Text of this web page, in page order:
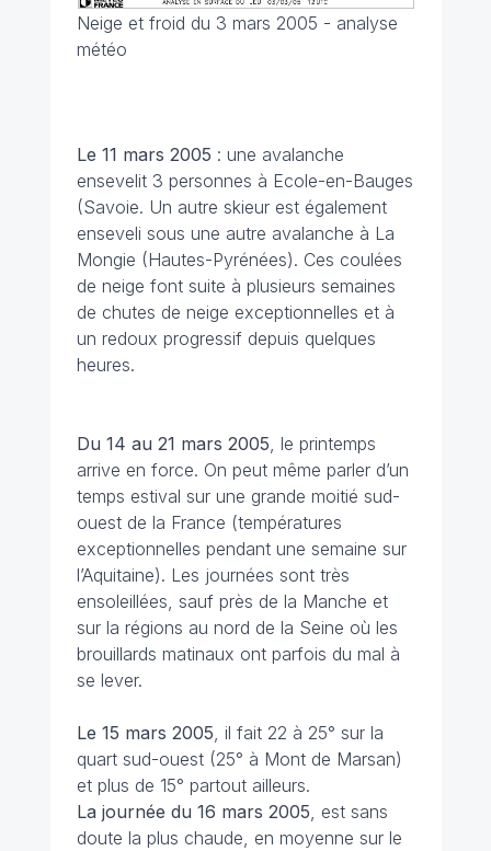
Neige et froid du 3 mars 2005 - analyse
météo
Le 11 mars 2005 : une avalanche
ensevelit 3 personnes à Ecole-en-Bauges
(Savoie. Un autre skieur est également
enseveli sous une autre avalanche à La
Mongie (Hautes-Pyrénées). Ces coulées
de neige font suite à plusieurs semaines
de chutes de neige exceptionnelles et à
un redoux progressif depuis quelques
heures.
Du 14 au 21 mars 2005 , le printemps
arrive en force. On peut même parler d’un
temps estival sur une grande moitié sud-
ouest de la France (températures
exceptionnelles pendant une semaine sur
l’Aquitaine). Les journées sont très
ensoleillées, sauf près de la Manche et
sur la régions au nord de la Seine où les
brouillards matinaux ont parfois du mal à
se lever.
Le 15 mars 2005 , il fait 22 à 25° sur la
quart sud-ouest (25° à Mont de Marsan)
et plus de 15° partout ailleurs.
La journée du 16 mars 2005 , est sans
doute la plus chaude, en moyenne sur le